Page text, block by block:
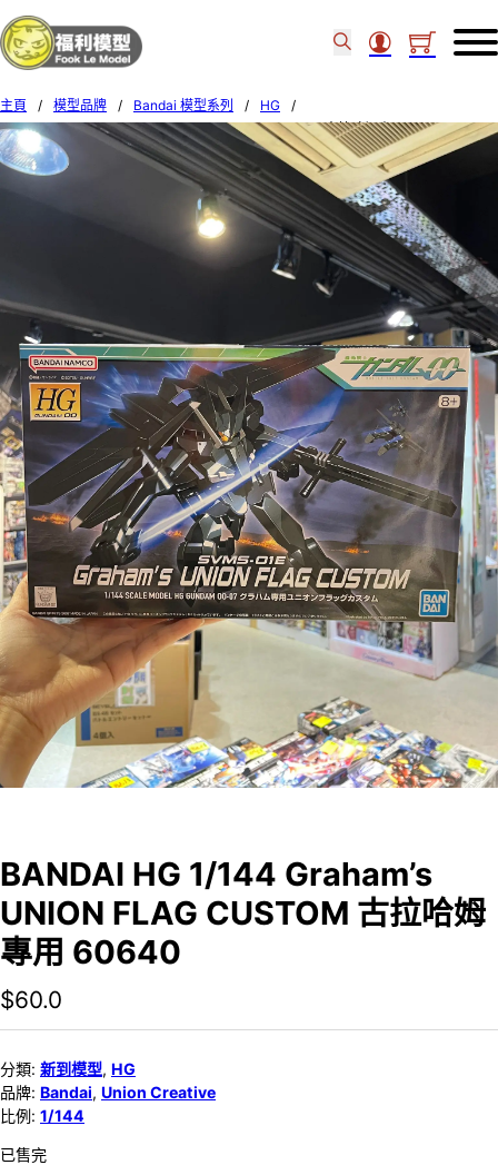
主頁 / 模型品牌 / Bandai 模型系列 / HG
/
BANDAI HG 1/144 Graham’s UNION FLAG CUSTOM 古拉哈姆專用 60640
BANDAI HG 1/144 Graham’s
UNION FLAG CUSTOM 古拉哈姆
專用 60640
$60.0
分類: 新到模型, HG
品牌: Bandai, Union Creative
比例: 1/144
已售完